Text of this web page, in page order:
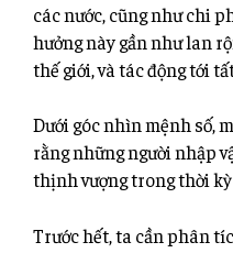
các nước, cũng như chi
hưởng này gần như lan
thế giới, và tác động tới
Dưới góc nhìn mệnh số,
rằng những người nhập
thịnh vượng trong thời kỳ
Trước hết, ta cần phân